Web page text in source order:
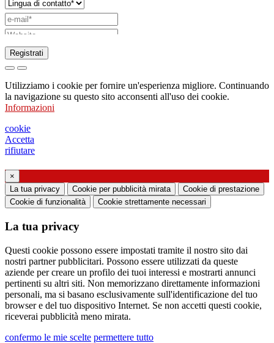
Richiesta di invio di catalogo
Richiesta di essere contattato da un vostro
funzionario di vendita
Richiesta di supporto o di progettazione
illuminotecnica
Richiesta di webinar o training formativo sui
prodotti Ghidini & Lucitalia
Manifestazione del consenso (art. 7 Regolamento
UE n. 2016/679)
Dichiaro di aver preso visione dell’informativa
al trattamento dei dati personali
Acconsento al trattamento dei miei dati
personali per ricevere comunicazioni commerciali
o di marketing da Ghidini Lighting Srl
Registrati
Utilizziamo i cookie per fornire un'esperienza migliore. Continuando
la navigazione su questo sito acconsenti all'uso dei cookie.
Informazioni
cookie
Accetta
rifiutare
×
La tua privacy
Cookie per pubblicità mirata
Cookie di prestazione
Cookie di funzionalità
Cookie strettamente necessari
La tua privacy
Questi cookie possono essere impostati tramite il nostro sito dai
nostri partner pubblicitari. Possono essere utilizzati da queste
aziende per creare un profilo dei tuoi interessi e mostrarti annunci
pertinenti su altri siti. Non memorizzano direttamente informazioni
personali, ma si basano esclusivamente sull'identificazione del tuo
browser e del tuo dispositivo Internet. Se non accetti questi cookie,
riceverai pubblicità meno mirata.
confermo le mie scelte permettere tutto